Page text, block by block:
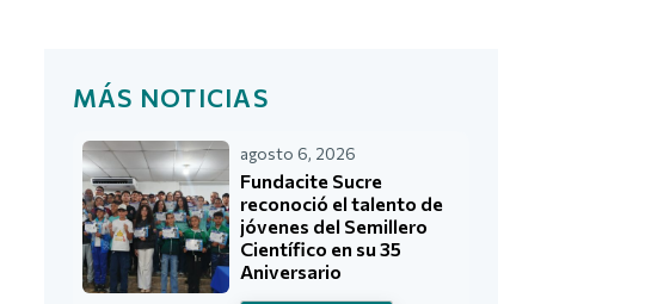
MÁS NOTICIAS
agosto 6, 2026
Fundacite Sucre
reconoció el talento de
jóvenes del Semillero
Científico en su 35
Aniversario